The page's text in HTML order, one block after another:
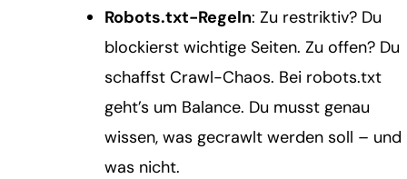
Robots.txt-Regeln: Zu restriktiv? Du
blockierst wichtige Seiten. Zu offen? Du
schaffst Crawl-Chaos. Bei robots.txt
geht’s um Balance. Du musst genau
wissen, was gecrawlt werden soll – und
was nicht.